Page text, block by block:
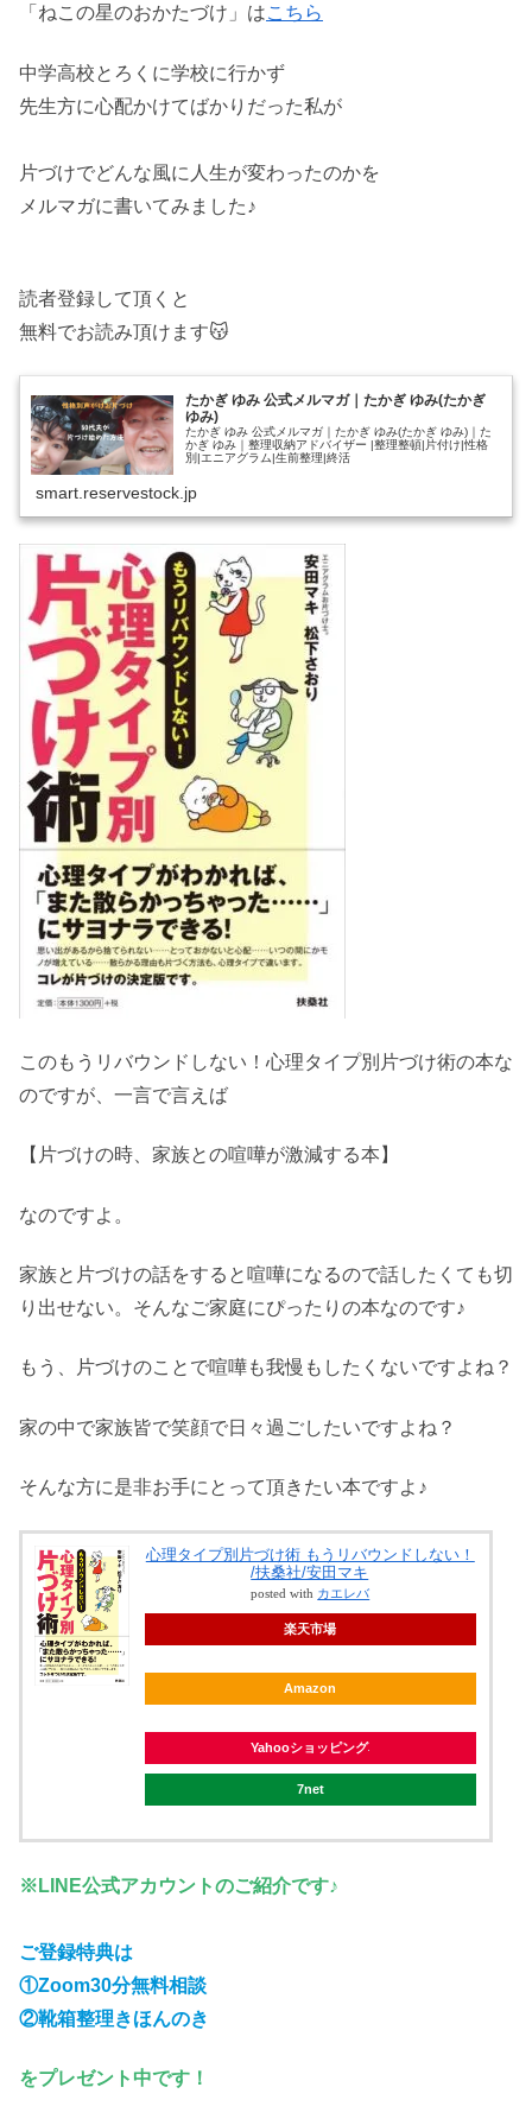
「ねこの星のおかたづけ」はこちら
中学高校とろくに学校に行かず
先生方に心配かけてばかりだった私が
片づけでどんな風に人生が変わったのかを
メルマガに書いてみました♪
読者登録して頂くと
無料でお読み頂けます😽
たかぎ ゆみ 公式メルマガ｜たかぎ ゆみ(たかぎ
ゆみ)
たかぎ ゆみ 公式メルマガ｜たかぎ ゆみ(たかぎ ゆみ)｜た
かぎ ゆみ｜整理収納アドバイザー |整理整頓|片付け|性格
別|エニアグラム|生前整理|終活
smart.reservestock.jp
このもうリバウンドしない！心理タイプ別片づけ術の本な
のですが、一言で言えば
【片づけの時、家族との喧嘩が激減する本】
なのですよ。
家族と片づけの話をすると喧嘩になるので話したくても切
り出せない。そんなご家庭にぴったりの本なのです♪
もう、片づけのことで喧嘩も我慢もしたくないですよね？
家の中で家族皆で笑顔で日々過ごしたいですよね？
そんな方に是非お手にとって頂きたい本ですよ♪
心理タイプ別片づけ術 もうリバウンドしない！
/扶桑社/安田マキ
posted with カエレバ
楽天市場
Amazon
Yahooショッピング
7net
※LINE公式アカウントのご紹介です♪
ご登録特典は
①Zoom30分無料相談
②靴箱整理きほんのき
をプレゼント中です！